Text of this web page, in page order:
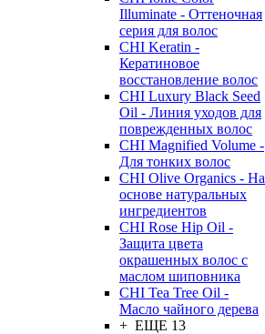
Illuminate - Оттеночная
серия для волос
CHI Keratin -
Кератиновое
восстановление волос
CHI Luxury Black Seed
Oil - Линия уходов для
поврежденных волос
CHI Magnified Volume -
Для тонких волос
CHI Olive Organics - На
основе натуральных
ингредиентов
CHI Rose Hip Oil -
Защита цвета
окрашенных волос с
маслом шиповника
CHI Tea Tree Oil -
Масло чайного дерева
+ ЕЩЕ 13